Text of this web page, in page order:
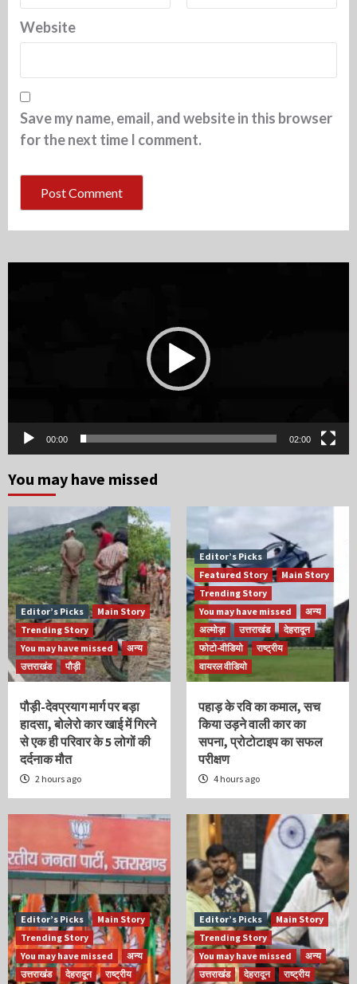
Website
Save my name, email, and website in this browser
for the next time I comment.
00:00 02:00
You may have missed
Editor’s Picks
Main Story
Trending Story
You may have missed
अन्य
उत्तराखंड
पौड़ी
पौड़ी-देवप्रयाग मार्ग पर बड़ा
हादसा, बोलेरो कार खाई में गिरने
से एक ही परिवार के 5 लोगों की
दर्दनाक मौत
2 hours ago
Editor’s Picks
Featured Story
Main Story
Trending Story
You may have missed
अन्य
अल्मोड़ा
उत्तराखंड
देहरादून
फोटो-वीडियो
राष्ट्रीय
वायरल वीडियो
पहाड़ के रवि का कमाल, सच
किया उड़ने वाली कार का
सपना, प्रोटोटाइप का सफल
परीक्षण
4 hours ago
Editor’s Picks
Main Story
Trending Story
You may have missed
अन्य
उत्तराखंड
देहरादून राष्ट्रीय
Editor’s Picks
Main Story
Trending Story
You may have missed
अन्य
उत्तराखंड
देहरादून राष्ट्रीय